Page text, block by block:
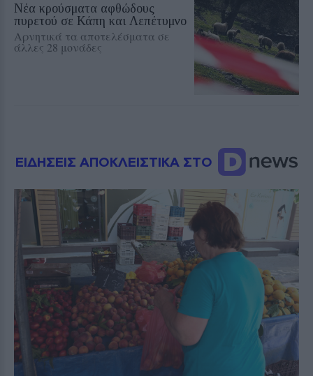
Νέα κρούσματα αφθώδους
πυρετού σε Κάπη και Λεπέτυμνο
Αρνητικά τα αποτελέσματα σε
άλλες 28 μονάδες
ΕΙΔΗΣΕΙΣ ΑΠΟΚΛΕΙΣΤΙΚΑ ΣΤΟ